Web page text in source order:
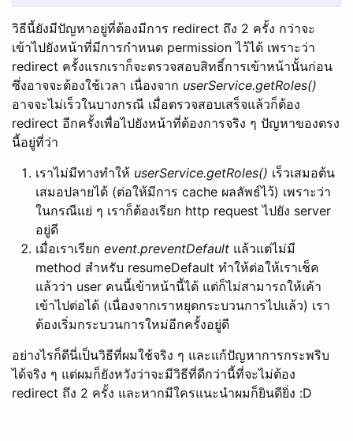
วิธีนี้ยังมีปัญหาอยู่ที่ต้องมีการ redirect ถึง 2 ครั้ง กว่าจะ
เข้าไปยังหน้าที่มีการกำหนด permission ไว้ได้ เพราะว่า
redirect ครั้งแรกเราก็จะตรวจสอบสิทธิ์การเข้าหน้านั้นก่อน
ซึ่งอาจจะต้องใช้เวลา เนื่องจาก userService.getRoles()
อาจจะไม่เร็วในบางกรณี เมื่อตรวจสอบเสร็จแล้วก็ต้อง
redirect อีกครั้งเพื่อไปยังหน้าที่ต้องการจริง ๆ ปัญหาของตรง
นี้อยู่ที่ว่า
เราไม่มีทางทำให้ userService.getRoles() เร็วเสมอต้น
เสมอปลายได้ (ต่อให้มีการ cache ผลลัพธ์ไว้) เพราะว่า
ในกรณีแย่ ๆ เราก็ต้องเรียก http request ไปยัง server
อยู่ดี
เมื่อเราเรียก event.preventDefault แล้วแต่ไม่มี
method สำหรับ resumeDefault ทำให้ต่อให้เราเช็ค
แล้วว่า user คนนี้เข้าหน้านี้ได้ แต่ก็ไม่สามารถให้เค้า
เข้าไปต่อได้ (เนื่องจากเราหยุดกระบวนการไปแล้ว) เรา
ต้องเริ่มกระบวนการใหม่อีกครั้งอยู่ดี
อย่างไรก็ดีนี่เป็นวิธีที่ผมใช้จริง ๆ และแก้ปัญหาการกระพริบ
ได้จริง ๆ แต่ผมก็ยังหวังว่าจะมีวิธีที่ดีกว่านี้ที่จะไม่ต้อง
redirect ถึง 2 ครั้ง และหากมีใครแนะนำผมก็ยินดียิ่ง :D